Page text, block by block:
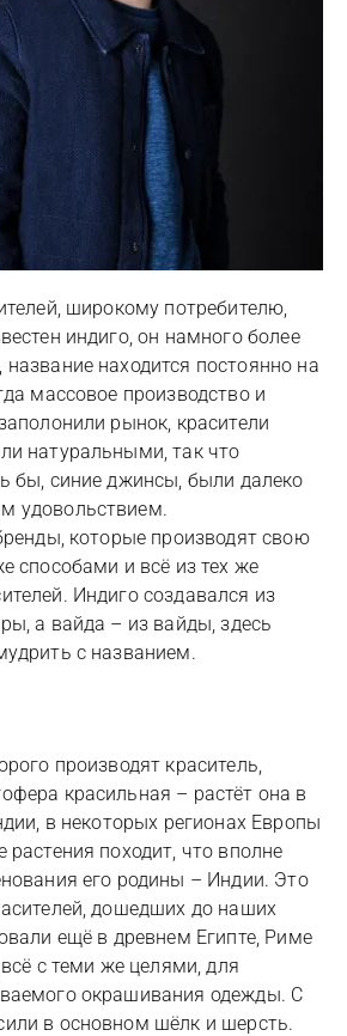
широкому потребителю,
индиго, он намного более
находится постоянно на
массовое производство и
рынок, красители
натуральными, так что
бы, синие джинсы, были далеко
удовольствием.
которые производят свою
способами и всё из тех же
Индиго создавался из
а вайда – из вайды, здесь
с названием.
производят краситель,
красильная – растёт она в
в некоторых регионах Европы
походит, что вполне
его родины – Индии. Это
дошедших до наших
ещё в древнем Египте, Риме
с теми же целями, для
окрашивания одежды. С
в основном шёлк и шерсть.